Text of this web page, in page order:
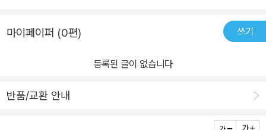
마이페이퍼 (0편) 쓰기
등록된 글이 없습니다
반품/교환 안내